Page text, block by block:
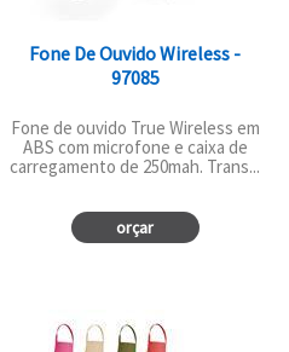
Fone De Ouvido Wireless -
97085
Fone de ouvido True Wireless em
ABS com microfone e caixa de
carregamento de 250mah. Trans...
orçar